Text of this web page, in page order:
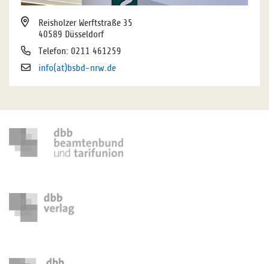
Reisholzer Werftstraße 35
40589 Düsseldorf
Telefon: 0211 461259
info(at)bsbd-nrw.de